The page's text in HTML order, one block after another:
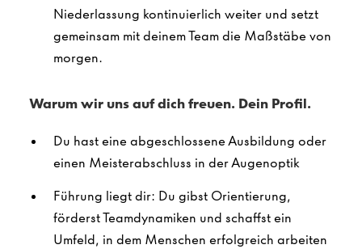
Niederlassung kontinuierlich weiter und setzt
gemeinsam mit deinem Team die Maßstäbe von
morgen.
Warum wir uns auf dich freuen. Dein Profil.
Du hast eine abgeschlossene Ausbildung oder
einen Meisterabschluss in der Augenoptik
Führung liegt dir: Du gibst Orientierung,
förderst Teamdynamiken und schaffst ein
Umfeld, in dem Menschen erfolgreich arbeiten